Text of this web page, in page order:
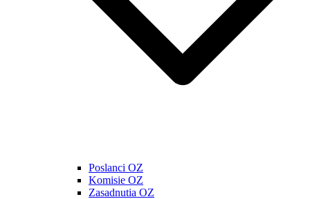
Poslanci OZ
Komisie OZ
Zasadnutia OZ